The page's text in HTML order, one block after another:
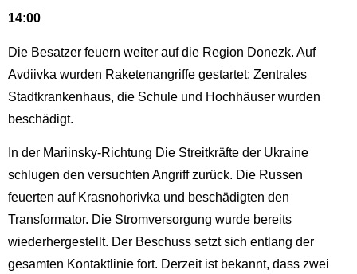
14:00
Die Besatzer feuern weiter auf die Region Donezk. Auf
Avdiivka wurden Raketenangriffe gestartet: Zentrales
Stadtkrankenhaus, die Schule und Hochhäuser wurden
beschädigt.
In der Mariinsky-Richtung Die Streitkräfte der Ukraine
schlugen den versuchten Angriff zurück. Die Russen
feuerten auf Krasnohorivka und beschädigten den
Transformator. Die Stromversorgung wurde bereits
wiederhergestellt. Der Beschuss setzt sich entlang der
gesamten Kontaktlinie fort. Derzeit ist bekannt, dass zwei